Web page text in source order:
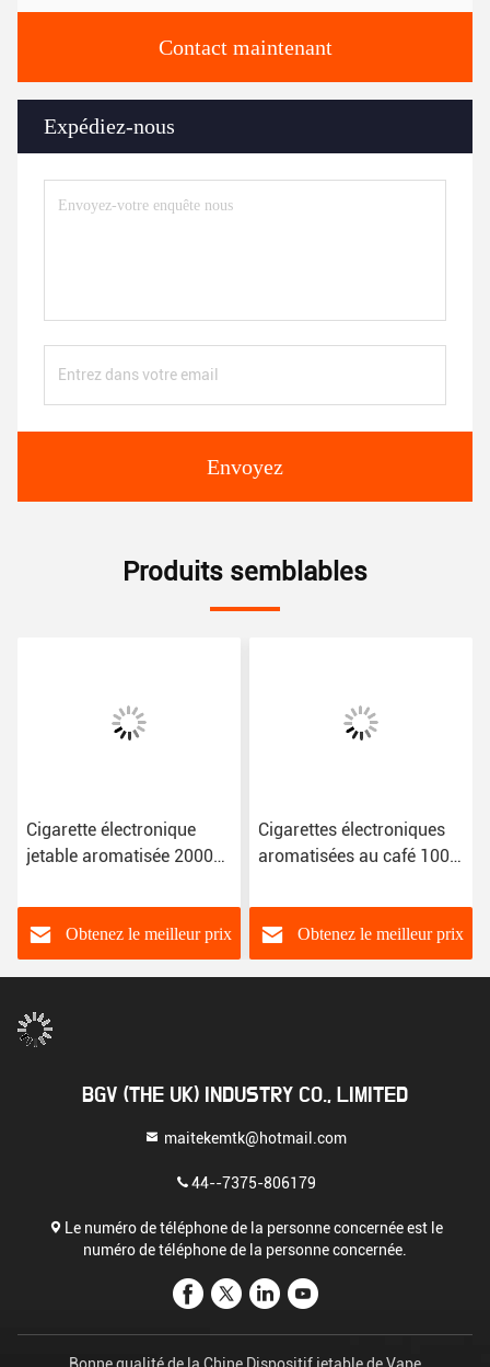
Contact maintenant
Expédiez-nous
Envoyez
Produits semblables
Cigarette électronique
jetable aromatisée 2000
Obtenez le meilleur prix
Cigarettes électroniques
aromatisées au café 1000
Obtenez le meilleur prix
BGV (THE UK) INDUSTRY CO., LIMITED
maitekemtk@hotmail.com
44--7375-806179
Le numéro de téléphone de la personne concernée est le
numéro de téléphone de la personne concernée.